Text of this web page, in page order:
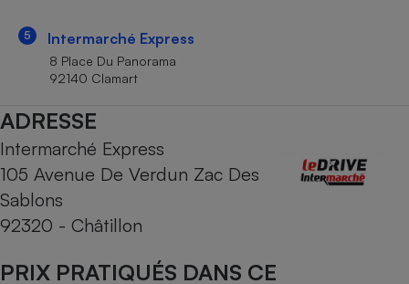
5 Intermarché Express
8 Place Du Panorama
92140 Clamart
ADRESSE
Intermarché Express
105 Avenue De Verdun Zac Des
Sablons
92320 - Châtillon
PRIX PRATIQUÉS DANS CE